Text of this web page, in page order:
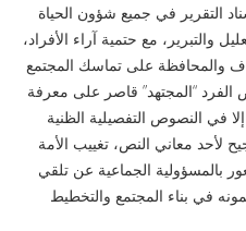
التقرير في جميع شؤون الحياة
مع حتمية آراء الأفراد،
والمحافظة على تماسك المجتمع
“المجتهد” قاصر على معرفة
في النصوص التفصيلية الظنية
لأحد معاني النص، تغييب الأمة
بالمسؤولية الجماعية عن تلقي
في بناء المجتمع والتخطيط